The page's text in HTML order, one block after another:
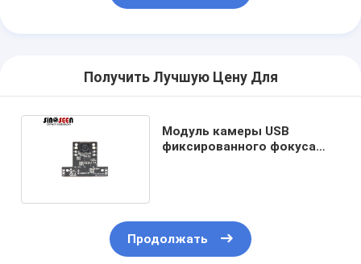
Получить Лучшую Цену Для
Модуль камеры USB
фиксированного фокуса
Продолжать